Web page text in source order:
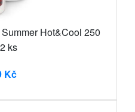
Hot&Cool 250
ks
Kč